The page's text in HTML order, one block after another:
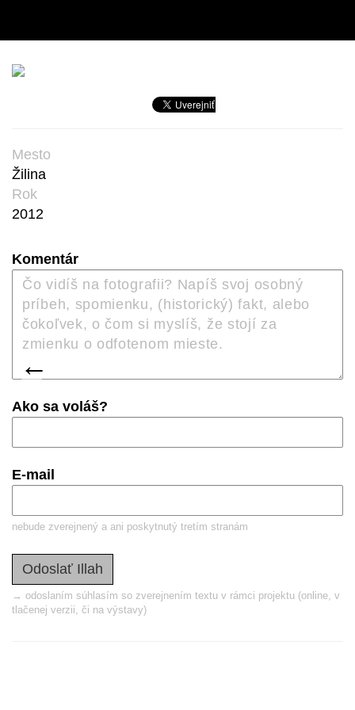
←
predchádzajúca
Mesto
Žilina
Rok
2012
Komentár
Ako sa voláš?
E-mail
nebude zverejnený a ani poskytnutý tretím stranám
→ odoslaním súhlasím so zverejnením textu v rámci projektu (online, v
tlačenej verzii, či na výstavy)